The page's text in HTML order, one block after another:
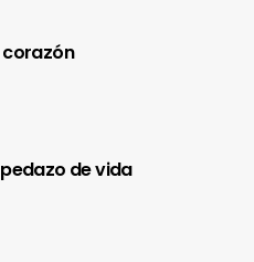
corazón
de vida